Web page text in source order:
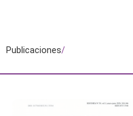
Publicaciones/